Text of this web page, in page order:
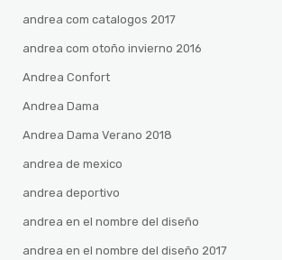
andrea com catalogos 2017
andrea com otoño invierno 2016
Andrea Confort
Andrea Dama
Andrea Dama Verano 2018
andrea de mexico
andrea deportivo
andrea en el nombre del diseño
andrea en el nombre del diseño 2017